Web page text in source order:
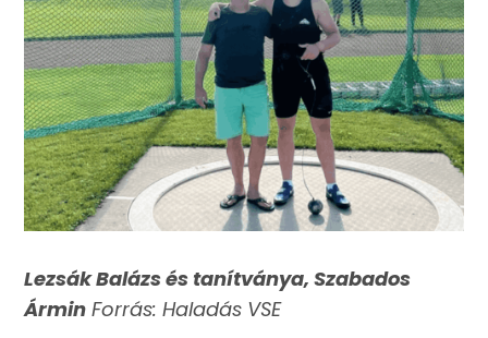
Lezsák Balázs és tanítványa, Szabados
Ármin Forrás: Haladás VSE